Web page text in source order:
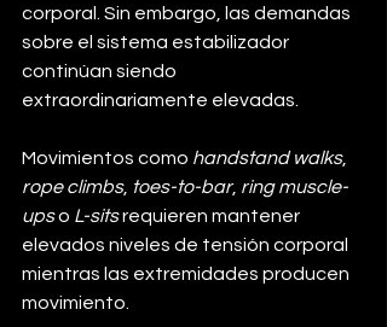
corporal. Sin embargo, las demandas
sobre el sistema estabilizador
continúan siendo
extraordinariamente elevadas.
Movimientos como handstand walks,
rope climbs, toes-to-bar, ring muscle-
ups o L-sits requieren mantener
elevados niveles de tensión corporal
mientras las extremidades producen
movimiento.